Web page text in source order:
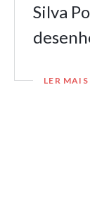
Silva
LER MAIS